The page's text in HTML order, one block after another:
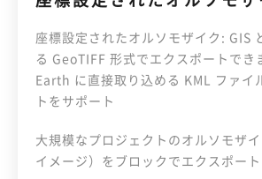
座標設定されたオルソモザイク: GIS
る GeoTIFF 形式でエクスポートでき
Earth に直接取り込める KML ファイ
トをサポート
大規模なプロジェクトのオルソモザ
イメージ）をブロックでエクスポート